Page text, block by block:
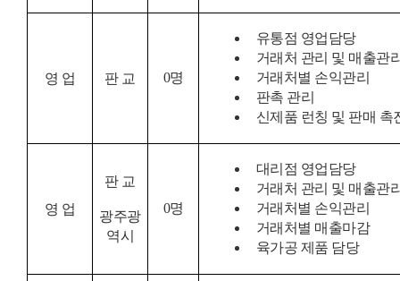
영 업 판 교 0명
유통점 영업담당
거래처 관리 및 매출관
거래처별 손익관리
판촉 관리
신제품 런칭 및 판매 촉
영 업
판 교
광주광
역시
0명
대리점 영업담당
거래처 관리 및 매출관
거래처별 손익관리
거래처별 매출마감
육가공 제품 담당